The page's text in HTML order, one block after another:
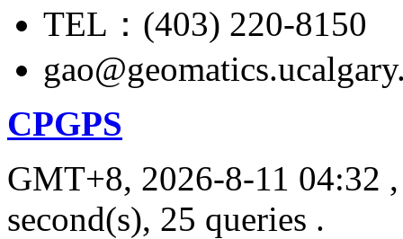
TEL：(403) 220-8150
CPGPS
GMT+8, 2026-8-11 04:32
second(s), 25 queries .